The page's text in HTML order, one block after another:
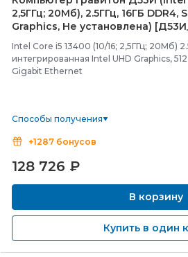
2,5ГГц; 20Мб), 2.5ГГц, 16ГБ DDR4,
Graphics, Не установлена)
Intel Core i5 13400 (10/16; 2,5ГГц; 20Мб)
интегрированная Intel UHD Graphics,
Gigabit Ethernet
Способы получения
+1287 бонусов
128 726 ₽
В корзину
Купить в один